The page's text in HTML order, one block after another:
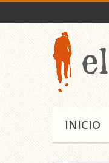
INICIO